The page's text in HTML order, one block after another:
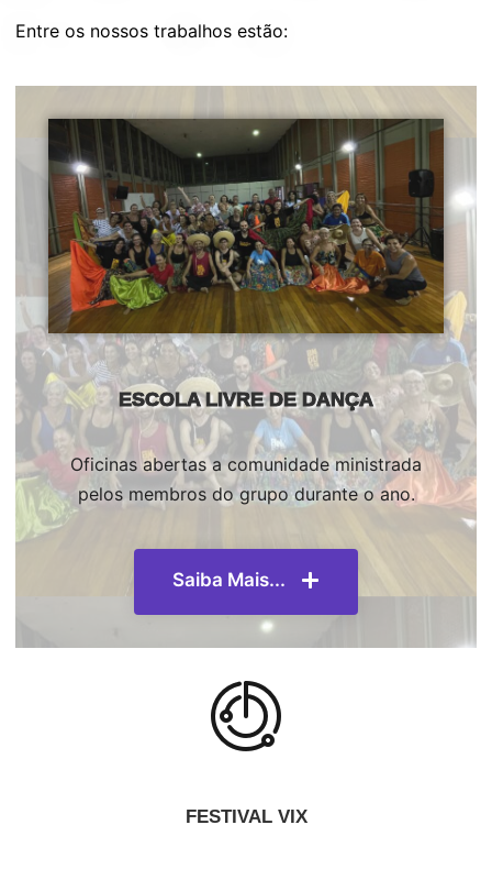
Entre os nossos trabalhos estão:
ESCOLA LIVRE DE DANÇA
Oficinas abertas a comunidade ministrada
pelos membros do grupo durante o ano.
Saiba Mais...
FESTIVAL VIX